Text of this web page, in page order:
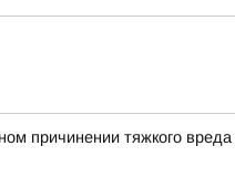
причинении тяжкого